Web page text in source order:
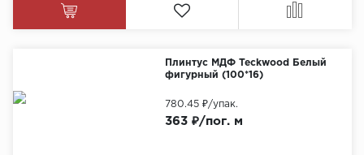
Плинтус МДФ Teckwood Белый
фигурный (100*16)
363 ₽/пог. м
780.45 ₽/упак.